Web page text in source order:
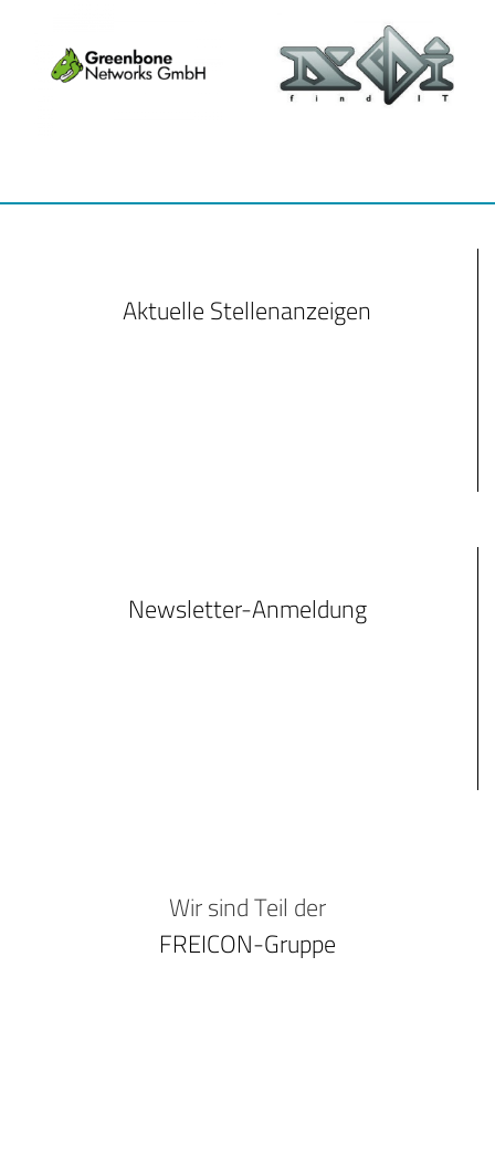
Aktuelle Stellenanzeigen
Newsletter-Anmeldung
Wir sind Teil der
FREICON-Gruppe